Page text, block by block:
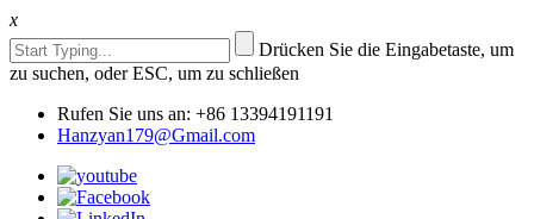
x
Drücken Sie die Eingabetaste, um
zu suchen, oder ESC, um zu schließen
Rufen Sie uns an: +86 13394191191
Hanzyan179@Gmail.com